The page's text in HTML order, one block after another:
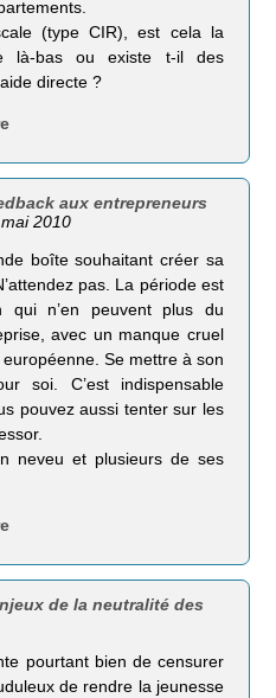
(type CIR), est cela la
là-bas ou existe t-il des
directe ?
aux entrepreneurs
2010
boîte souhaitant créer sa
pas. La période est
qui n’en peuvent plus du
avec un manque cruel
Se mettre à son
soi. C’est indispensable
pouvez aussi tenter sur les
neveu et plusieurs de ses
de la neutralité des
pourtant bien de censurer
de rendre la jeunesse